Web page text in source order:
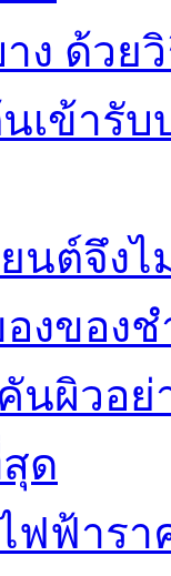
ง ด้วย
เข้ารั
นต์จึงไ
งของ
นผิวอ
ด
ฟฟ้าร